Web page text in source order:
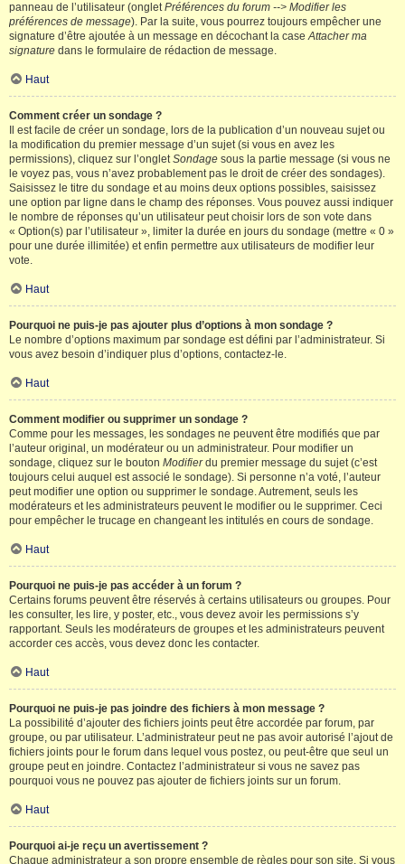
panneau de l’utilisateur (ongletPréférences du forum --> Modifier les
préférences de message). Par la suite, vous pourrez toujours empêcher une
signature d’être ajoutée à un message en décochant la caseAttacher ma
signature dans le formulaire de rédaction de message.
Haut
Comment créer un sondage ?
Il est facile de créer un sondage, lors de la publication d’un nouveau sujet ou
la modification du premier message d’un sujet (si vous en avez les
permissions), cliquez sur l’ongletSondage sous la partie message (si vous ne
le voyez pas, vous n’avez probablement pas le droit de créer des sondages).
Saisissez le titre du sondage et au moins deux options possibles, saisissez
une option par ligne dans le champ des réponses. Vous pouvez aussi indiquer
le nombre de réponses qu’un utilisateur peut choisir lors de son vote dans
« Option(s) par l’utilisateur », limiter la durée en jours du sondage (mettre « 0 »
pour une durée illimitée) et enfin permettre aux utilisateurs de modifier leur
vote.
Haut
Pourquoi ne puis-je pas ajouter plus d’options à mon sondage ?
Le nombre d’options maximum par sondage est défini par l’administrateur. Si
vous avez besoin d’indiquer plus d’options, contactez-le.
Haut
Comment modifier ou supprimer un sondage ?
Comme pour les messages, les sondages ne peuvent être modifiés que par
l’auteur original, un modérateur ou un administrateur. Pour modifier un
sondage, cliquez sur le bouton Modifierdu premier message du sujet (c’est
toujours celui auquel est associé le sondage). Si personne n’a voté, l’auteur
peut modifier une option ou supprimer le sondage. Autrement, seuls les
modérateurs et les administrateurs peuvent le modifier ou le supprimer. Ceci
pour empêcher le trucage en changeant les intitulés en cours de sondage.
Haut
Pourquoi ne puis-je pas accéder à un forum ?
Certains forums peuvent être réservés à certains utilisateurs ou groupes. Pour
les consulter, les lire, y poster, etc., vous devez avoir les permissions s’y
rapportant. Seuls les modérateurs de groupes et les administrateurs peuvent
accorder ces accès, vous devez donc les contacter.
Haut
Pourquoi ne puis-je pas joindre des fichiers à mon message ?
La possibilité d’ajouter des fichiers joints peut être accordée par forum, par
groupe, ou par utilisateur. L’administrateur peut ne pas avoir autorisé l’ajout de
fichiers joints pour le forum dans lequel vous postez, ou peut-être que seul un
groupe peut en joindre. Contactez l’administrateur si vous ne savez pas
pourquoi vous ne pouvez pas ajouter de fichiers joints sur un forum.
Haut
Pourquoi ai-je reçu un avertissement ?
Chaque administrateur a son propre ensemble de règles pour son site. Si vous